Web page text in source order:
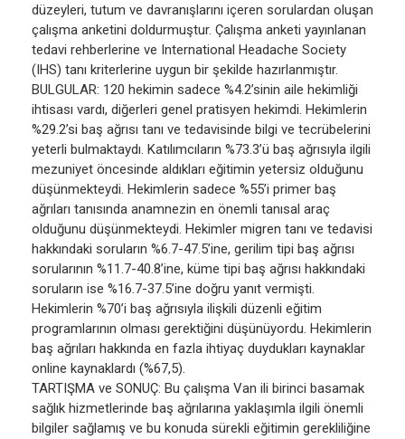
düzeyleri, tutum ve davranışlarını içeren sorulardan oluşan
çalışma anketini doldurmuştur. Çalışma anketi yayınlanan
tedavi rehberlerine ve International Headache Society
(IHS) tanı kriterlerine uygun bir şekilde hazırlanmıştır.
BULGULAR: 120 hekimin sadece %4.2’sinin aile hekimliği
ihtisası vardı, diğerleri genel pratisyen hekimdi. Hekimlerin
%29.2’si baş ağrısı tanı ve tedavisinde bilgi ve tecrübelerini
yeterli bulmaktaydı. Katılımcıların %73.3’ü baş ağrısıyla ilgili
mezuniyet öncesinde aldıkları eğitimin yetersiz olduğunu
düşünmekteydi. Hekimlerin sadece %55’i primer baş
ağrıları tanısında anamnezin en önemli tanısal araç
olduğunu düşünmekteydi. Hekimler migren tanı ve tedavisi
hakkındaki soruların %6.7-47.5’ine, gerilim tipi baş ağrısı
sorularının %11.7-40.8’ine, küme tipi baş ağrısı hakkındaki
soruların ise %16.7-37.5’ine doğru yanıt vermişti.
Hekimlerin %70’i baş ağrısıyla ilişkili düzenli eğitim
programlarının olması gerektiğini düşünüyordu. Hekimlerin
baş ağrıları hakkında en fazla ihtiyaç duydukları kaynaklar
online kaynaklardı (%67,5).
TARTIŞMA ve SONUÇ: Bu çalışma Van ili birinci basamak
sağlık hizmetlerinde baş ağrılarına yaklaşımla ilgili önemli
bilgiler sağlamış ve bu konuda sürekli eğitimin gerekliliğine